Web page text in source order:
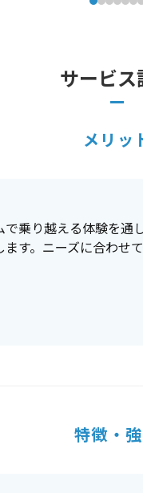
サービス
メリッ
乗り越える体験を通
す。ニーズに合わせ
特徴・